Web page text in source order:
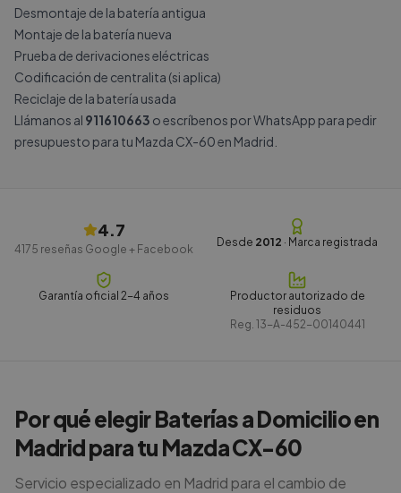
Desmontaje de la batería antigua
Montaje de la batería nueva
Prueba de derivaciones eléctricas
Codificación de centralita (si aplica)
Reciclaje de la batería usada
Llámanos al 911610663 o escríbenos porWhatsApp para pedir
presupuesto para tu Mazda CX-60 en Madrid.
4.7
4175 reseñas Google + Facebook
Desde 2012 · Marca registrada
Garantía oficial 2-4 años
Productor autorizado de
residuos
Reg. 13-A-452-00140441
Por qué elegir Baterías a Domicilio en
Madrid para tu Mazda CX-60
Servicio especializado en Madrid para el cambio de